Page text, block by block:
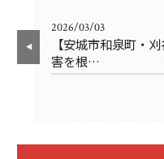
2026/03/03
【安城市和泉町・
害を根…